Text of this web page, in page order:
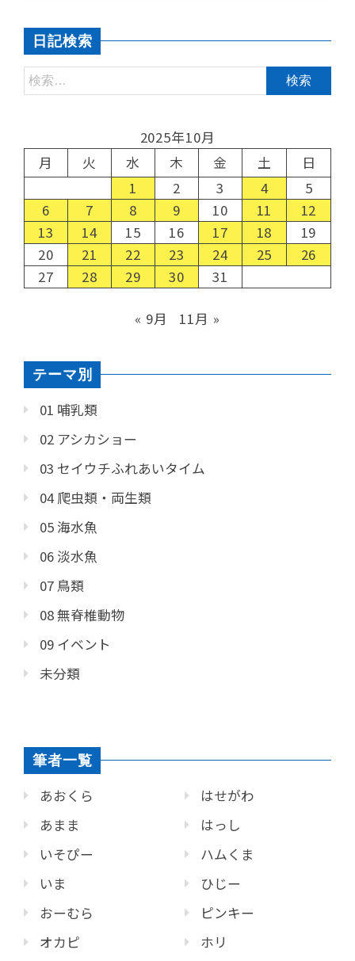
日記検索
2025年10月
月
火 水 木 金 土
日
1
2 3 4
5
6
7 8 9 10 11
12
13
14 15 16 17 18
19
20
21 22 23 24 25
26
27
28 29 30 31
« 9月 11月 »
テーマ別
01 哺乳類
02 アシカショー
03 セイウチふれあいタイム
04 爬虫類・両生類
05 海水魚
06 淡水魚
07 鳥類
08 無脊椎動物
09 イベント
未分類
筆者一覧
あおくら
あまま
いそぴー
いま
おーむら
オカピ
はせがわ
はっし
ハムくま
ひじー
ピンキー
ホリ